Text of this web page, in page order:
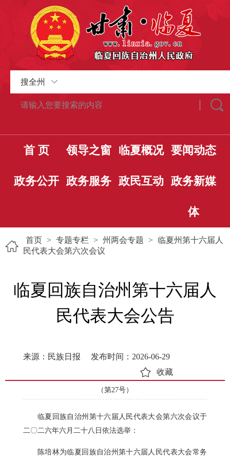
搜全州
首 页 领导之窗 临夏概况 要闻动态
政务公开 政务服务 政民互动 政务新媒
体
首页 > 专题专栏 > 州两会专题 > 临夏州第十六届人
民代表大会第六次会议
临夏回族自治州第十六届人
民代表大会公告
来源：民族日报
发布时间：2026-06-29
收藏
（第27号）
临夏回族自治州第十六届人民代表大会第六次会议于
二〇二六年六月二十八日依法选举：
陈培林为临夏回族自治州第十六届人民代表大会常务